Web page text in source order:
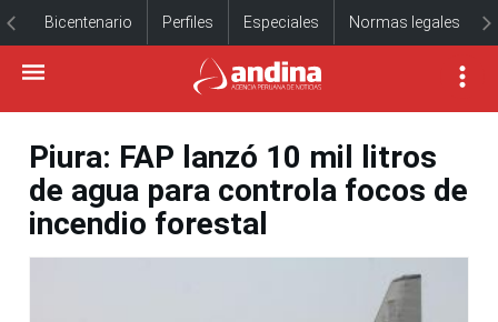
Bicentenario Perfiles Especiales Normas legales
Piura: FAP lanzó 10 mil litros
de agua para controla focos de
incendio forestal